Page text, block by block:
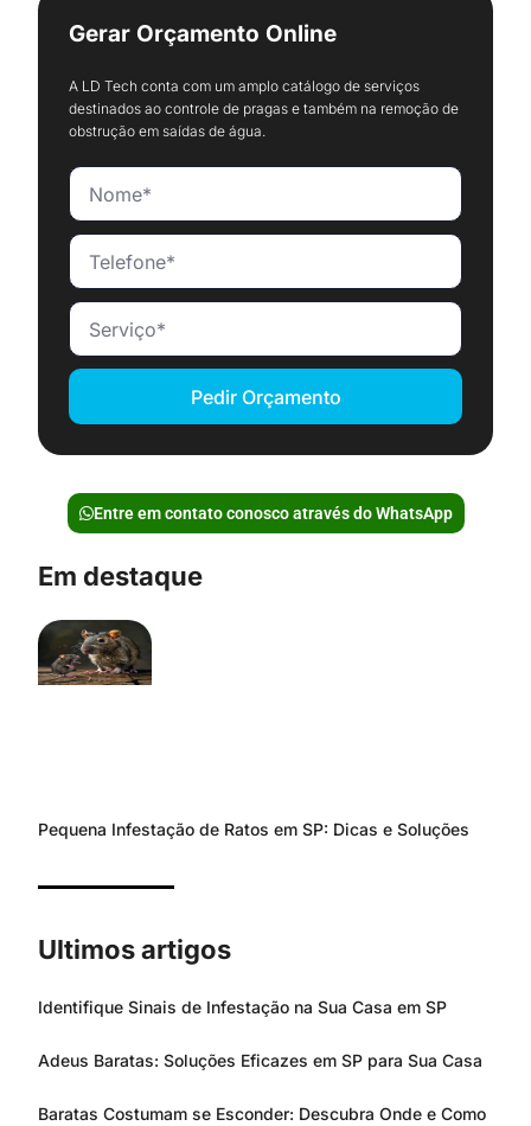
Gerar Orçamento Online
A LD Tech conta com um amplo catálogo de serviços
destinados ao controle de pragas e também na remoção de
obstrução em saídas de água.
Pedir Orçamento
Entre em contato conosco através do WhatsApp
Em destaque
Pequena Infestação de Ratos em SP: Dicas e Soluções
Ultimos artigos
Identifique Sinais de Infestação na Sua Casa em SP
Adeus Baratas: Soluções Eficazes em SP para Sua Casa
Baratas Costumam se Esconder: Descubra Onde e Como